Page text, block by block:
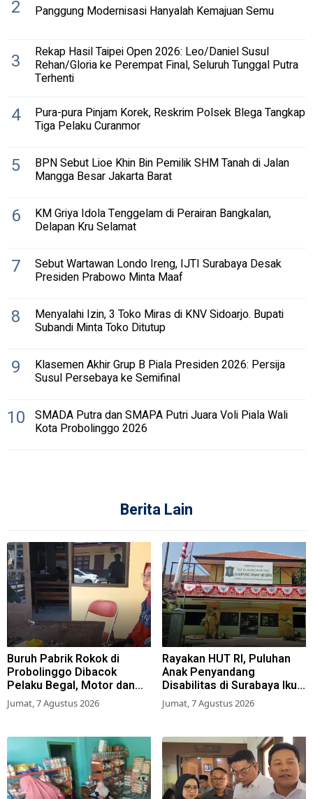
2 Panggung Modernisasi Hanyalah Kemajuan Semu
3 Rekap Hasil Taipei Open 2026: Leo/Daniel Susul
Rehan/Gloria ke Perempat Final, Seluruh Tunggal Putra
Terhenti
4 Pura-pura Pinjam Korek, Reskrim Polsek Blega Tangkap
Tiga Pelaku Curanmor
5 BPN Sebut Lioe Khin Bin Pemilik SHM Tanah di Jalan
Mangga Besar Jakarta Barat
6 KM Griya Idola Tenggelam di Perairan Bangkalan,
Delapan Kru Selamat
7 Sebut Wartawan Londo Ireng, IJTI Surabaya Desak
Presiden Prabowo Minta Maaf
8 Menyalahi Izin, 3 Toko Miras di KNV Sidoarjo. Bupati
Subandi Minta Toko Ditutup
9 Klasemen Akhir Grup B Piala Presiden 2026: Persija
Susul Persebaya ke Semifinal
10 SMADA Putra dan SMAPA Putri Juara Voli Piala Wali
Kota Probolinggo 2026
Berita Lain
Buruh Pabrik Rokok di
Probolinggo Dibacok
Pelaku Begal, Motor dan
Tas Amblas
Jumat, 7 Agustus 2026
Rayakan HUT RI, Puluhan
Anak Penyandang
Disabilitas di Surabaya Ikuti
Beragam Lomba
Jumat, 7 Agustus 2026